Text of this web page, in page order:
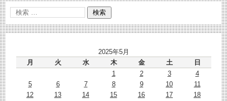
2025年5月
月
火 水 木 金 土
日
1
2 3
4
5
6 7 8 9 10
11
12
13 14 15 16 17
18